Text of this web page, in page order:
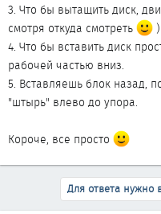
3. Что бы вытащить диск,
смотря откуда смотреть
)
4. Что бы вставить диск
рабочей частью вниз.
5. Вставляешь блок назад,
"штырь" влево до упора.
Короче, все просто
Для ответа нужно